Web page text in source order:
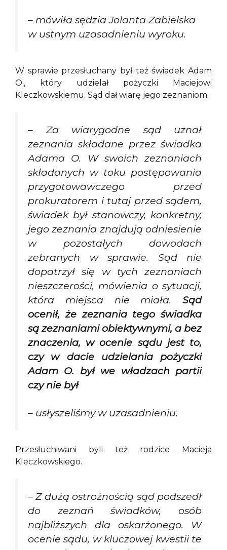
– mówiła sędzia Jolanta Zabielska
w ustnym uzasadnieniu wyroku.
W sprawie przesłuchany był też świadek Adam
O., który udzielał pożyczki Maciejowi
Kleczkowskiemu. Sąd dał wiarę jego zeznaniom.
– Za wiarygodne sąd uznał
zeznania składane przez świadka
Adama O. W swoich zeznaniach
składanych w toku postępowania
przygotowawczego przed
prokuratorem i tutaj przed sądem,
świadek był stanowczy, konkretny,
jego zeznania znajdują odniesienie
w pozostałych dowodach
zebranych w sprawie. Sąd nie
dopatrzył się w tych zeznaniach
nieszczerości, mówienia o sytuacji,
która miejsca nie miała. Sąd
ocenił, że zeznania tego świadka
są zeznaniami obiektywnymi, a bez
znaczenia, w ocenie sądu jest to,
czy w dacie udzielania pożyczki
Adam O. był we władzach partii
czy nie był
– usłyszeliśmy w uzasadnieniu.
Przesłuchiwani byli też rodzice Macieja
Kleczkowskiego.
–Z dużą ostrożnością sąd podszedł
do zeznań świadków, osób
najbliższych dla oskarżonego. W
ocenie sądu, w kluczowej kwestii te